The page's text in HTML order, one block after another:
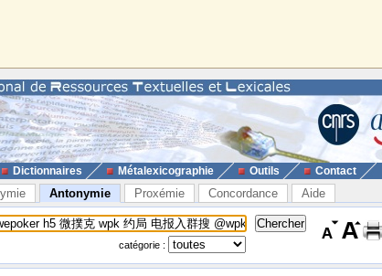
Dictionnaires Métalexicographie Outils Contact
Antonymie Proxémie Concordance Aide
catégorie :